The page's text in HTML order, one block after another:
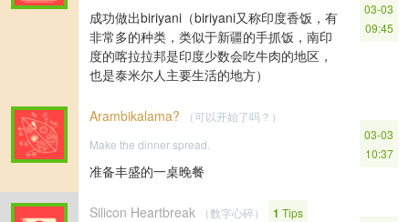
成功做出biriyani（biriyani又称印度香饭，有
非常多的种类，类似于新疆的手抓饭，南印
度的喀拉拉邦是印度少数会吃牛肉的地区，
也是泰米尔人主要生活的地方）
03-03
09:45
Arambikalama?
（可以开始了吗？）
Make the dinner spread.
准备丰盛的一桌晚餐
03-03
10:37
Silicon Heartbreak （数字心碎） 1 Tips